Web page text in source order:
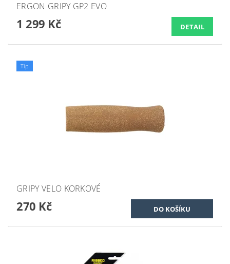
ERGON GRIPY GP2 EVO
1 299 Kč DETAIL
Tip
GRIPY VELO KORKOVÉ
270 Kč